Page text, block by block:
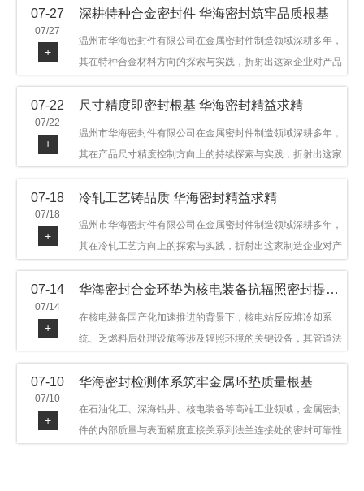
07-27
07/27
+
深耕特种合金密封件 华海密封筑牢品质根基
温州市华海密封件有限公司在金属密封件制造领域深耕多年，
其在特种合金材料方向的探索与实践，折射出这家企业对产品
品，可提供多种材质方案，在石油机械、管道法兰、采油树、
07-22
07/22
+
尺寸精度即密封根基 华海密封精益求精
温州市华海密封件有限公司在金属密封件制造领域深耕多年，
其在产品尺寸精度控制方向上的持续探索与实践，折射出这家
产品，广泛应用于石油机械、管道法兰、采油树、井口装置等
领域。本文从尺寸精度的技术内涵及企业工艺积累等角度，呈
现华海密封在该领域的务实探索与稳步发展。
07-18
07/18
+
冷轧工艺铸品质 华海密封精益求精
温州市华海密封件有限公司在金属密封件制造领域深耕多年，
其在冷轧工艺方向上的探索与实践，折射出这家制造企业对产
品，广泛应用于石油机械、管道法兰、采油树、井口装置等领
步发展。
07-14
07/14
+
华海密封合金环垫为核电装备抗辐照密封提供可靠保障
在核电装备国产化加速推进的背景下，核电站反应堆冷却系
统、乏燃料后处理设施等涉及辐照环境的关键设备，其管道法
定与密封可靠。温州市华海密封件科技有限公司深耕金属密封
领域二十余年，依托八角垫、椭圆垫及RX/BX系列高压环垫等
全系列产品，以特种合金材质体系，为核电装备抗辐照密封提
供针对性配套方案。
07-10
07/10
+
华海密封检测体系筑牢金属环垫质量根基
在石油化工、深海钻井、核电装备等高端工业领域，金属密封
件的内部质量与表面精度直接关系到法兰连接处的密封可靠性